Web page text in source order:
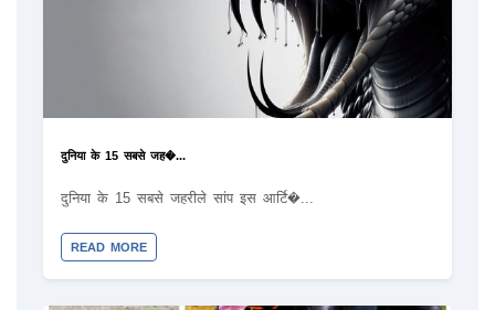
दुनिया के 15 सबसे जह�...
दुनिया के 15 सबसे जहरीले सांप इस आर्टि�...
READ MORE